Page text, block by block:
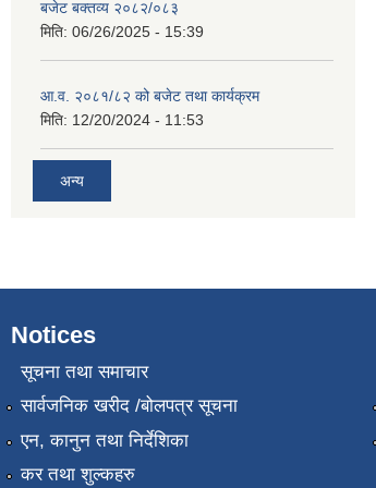
बजेट बक्तव्य २०८२/०८३
मिति: 06/26/2025 - 15:39
आ.व. २०८१/८२ को बजेट तथा कार्यक्रम
मिति: 12/20/2024 - 11:53
अन्य
Notices
सूचना तथा समाचार
सार्वजनिक खरीद /बोलपत्र सूचना
एन, कानुन तथा निर्देशिका
कर तथा शुल्कहरु